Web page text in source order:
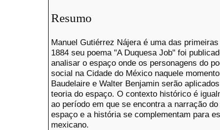
Resumo
Manuel Gutiérrez Nájera é uma das
1884 seu poema "A Duquesa Job" foi
analisar o espaço onde os personagens do
social na Cidade do México naquele
Baudelaire e Walter Benjamin serão
teoria do espaço. O contexto histórico é
ao período em que se encontra a narração
espaço e a história se complementam para
mexicano.